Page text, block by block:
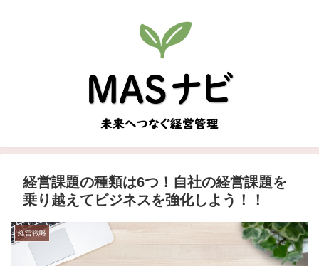
経営課題の種類は6つ！自社の経営課題を
乗り越えてビジネスを強化しよう！！
経営戦略